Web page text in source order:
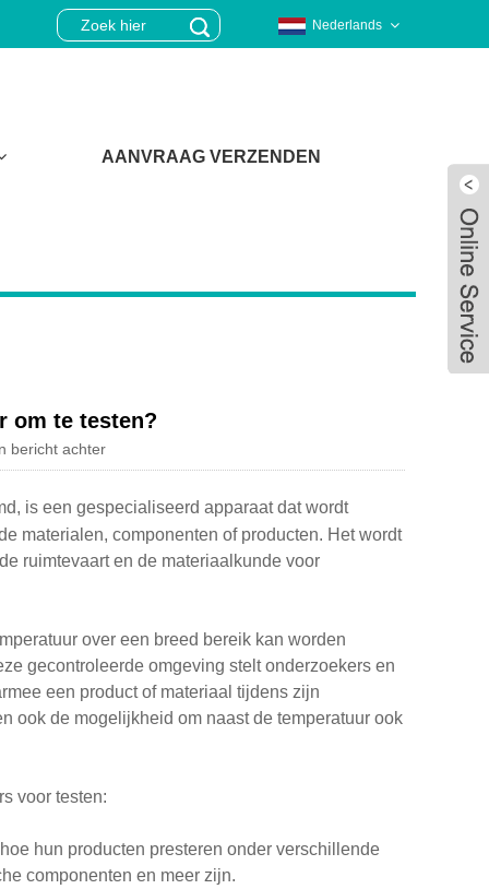
Nederlands
AANVRAAG VERZENDEN
om te testen?
bericht achter
is een gespecialiseerd apparaat dat wordt
materialen, componenten of producten. Het wordt
ruimtevaart en de materiaalkunde voor
over een breed bereik kan worden
gecontroleerde omgeving stelt onderzoekers en
een product of materiaal tijdens zijn
ook de mogelijkheid om naast de temperatuur ook
voor testen:
hun producten presteren onder verschillende
componenten en meer zijn.